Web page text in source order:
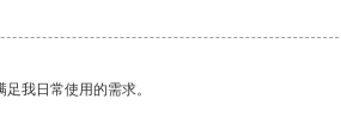
我日常使用的需求。